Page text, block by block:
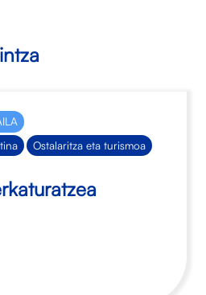
Ostalaritza eta turismoa